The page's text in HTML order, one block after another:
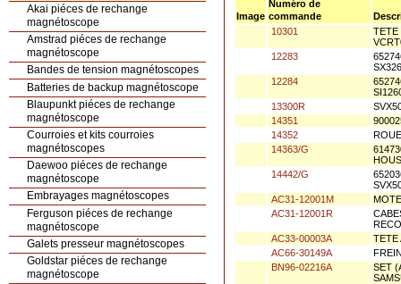
Akai piéces de rechange
magnétoscope
Amstrad piéces de rechange
magnétoscope
Bandes de tension magnétoscopes
Batteries de backup magnétoscope
Blaupunkt piéces de rechange
magnétoscope
Courroies et kits courroies
magnétoscopes
Daewoo piéces de rechange
magnétoscope
Embrayages magnétoscopes
Ferguson piéces de rechange
magnétoscope
Galets presseur magnétoscopes
Goldstar piéces de rechange
magnétoscope
Image
Numéro de
commande
10301
TETE
12283
12284
13300R
14351
14352
14363/G
14442/G
AC31-12001M
AC31-12001R
AC33-00003A
TETE
AC66-30149A
BN96-02216A
SET